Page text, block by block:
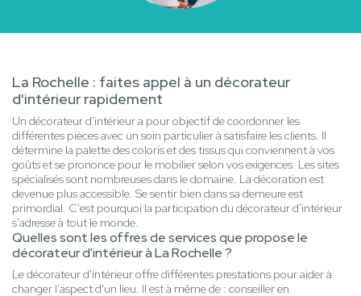
La Rochelle : faites appel à un décorateur
d'intérieur rapidement
Un décorateur d'intérieur a pour objectif de coordonner les
différentes pièces avec un soin particulier à satisfaire les clients. Il
détermine la palette des coloris et des tissus qui conviennent à vos
goûts et se prononce pour le mobilier selon vos exigences. Les sites
spécialisés sont nombreuses dans le domaine. La décoration est
devenue plus accessible. Se sentir bien dans sa demeure est
primordial. C'est pourquoi la participation du décorateur d'intérieur
s'adresse à tout le monde.
Quelles sont les offres de services que propose le
décorateur d'intérieur à La Rochelle ?
Le décorateur d'intérieur offre différentes prestations pour aider à
changer l'aspect d'un lieu. Il est à même de : conseiller en